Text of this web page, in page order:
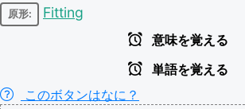
原形: Fitting
意味を覚える
単語を覚える
このボタンはなに？